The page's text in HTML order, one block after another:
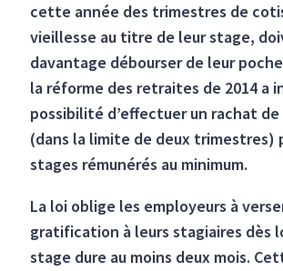
cette année des trimestres de
vieillesse au titre de leur stage,
davantage débourser de leur
la réforme des retraites de 2014 a
possibilité d’effectuer un rachat
(dans la limite de deux trimestres)
stages rémunérés au minimum.
La loi oblige les employeurs à
gratification à leurs stagiaires dès
stage dure au moins deux mois.